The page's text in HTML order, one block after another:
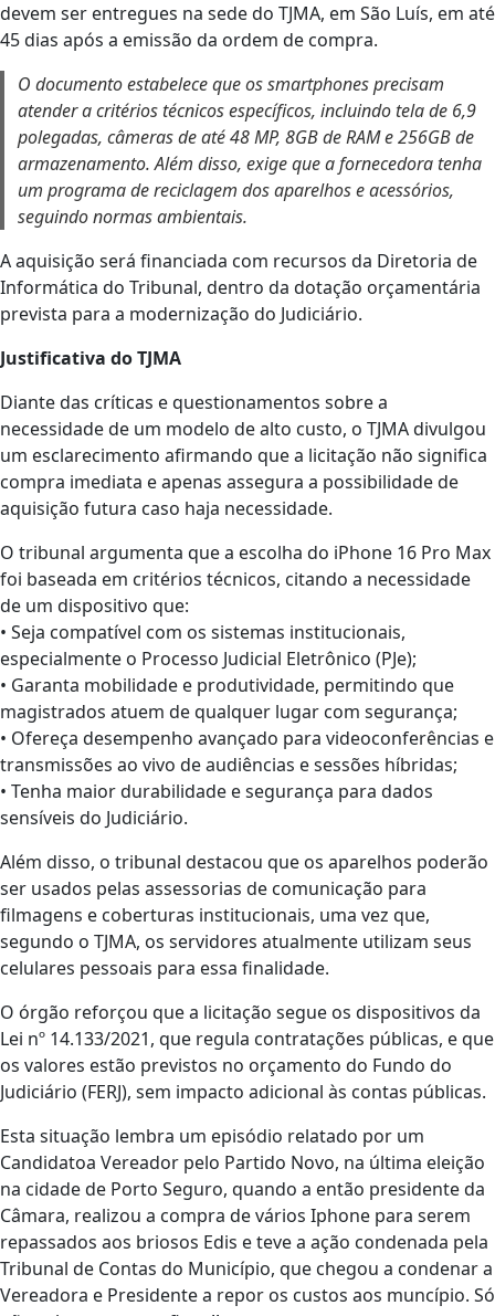
devem ser entregues na sede do TJMA, em São Luís, em até
45 dias após a emissão da ordem de compra.
O documento estabelece que os smartphones precisam
atender a critérios técnicos específicos, incluindo tela de 6,9
polegadas, câmeras de até 48 MP, 8GB de RAM e 256GB de
armazenamento. Além disso, exige que a fornecedora tenha
um programa de reciclagem dos aparelhos e acessórios,
seguindo normas ambientais.
A aquisição será financiada com recursos da Diretoria de
Informática do Tribunal, dentro da dotação orçamentária
prevista para a modernização do Judiciário.
Justificativa do TJMA
Diante das críticas e questionamentos sobre a
necessidade de um modelo de alto custo, o TJMA divulgou
um esclarecimento afirmando que a licitação não significa
compra imediata e apenas assegura a possibilidade de
aquisição futura caso haja necessidade.
O tribunal argumenta que a escolha do iPhone 16 Pro Max
foi baseada em critérios técnicos, citando a necessidade
de um dispositivo que:
• Seja compatível com os sistemas institucionais,
especialmente o Processo Judicial Eletrônico (PJe);
• Garanta mobilidade e produtividade, permitindo que
magistrados atuem de qualquer lugar com segurança;
• Ofereça desempenho avançado para videoconferências e
transmissões ao vivo de audiências e sessões híbridas;
• Tenha maior durabilidade e segurança para dados
sensíveis do Judiciário.
Além disso, o tribunal destacou que os aparelhos poderão
ser usados pelas assessorias de comunicação para
filmagens e coberturas institucionais, uma vez que,
segundo o TJMA, os servidores atualmente utilizam seus
celulares pessoais para essa finalidade.
O órgão reforçou que a licitação segue os dispositivos da
Lei nº 14.133/2021, que regula contratações públicas, e que
os valores estão previstos no orçamento do Fundo do
Judiciário (FERJ), sem impacto adicional às contas públicas.
Esta situação lembra um episódio relatado por um
Candidatoa Vereador pelo Partido Novo, na última eleição
na cidade de Porto Seguro, quando a então presidente da
Câmara, realizou a compra de vários Iphone para serem
repassados aos briosos Edis e teve a ação condenada pela
Tribunal de Contas do Município, que chegou a condenar a
Vereadora e Presidente a repor os custos aos muncípio. Só